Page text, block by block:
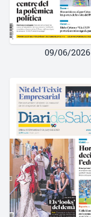
09/06/2026